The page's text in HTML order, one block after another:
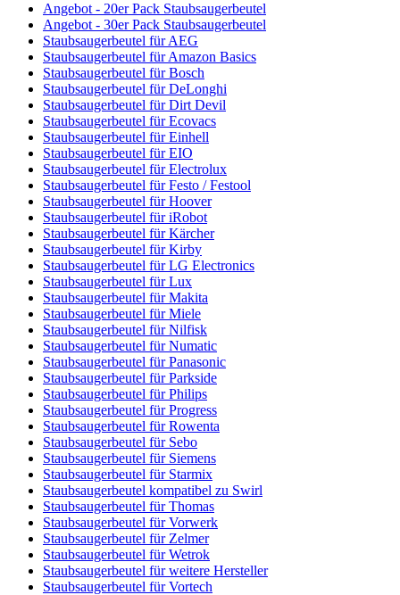
Angebot - 20er Pack Staubsaugerbeutel
Angebot - 30er Pack Staubsaugerbeutel
Staubsaugerbeutel für AEG
Staubsaugerbeutel für Amazon Basics
Staubsaugerbeutel für Bosch
Staubsaugerbeutel für DeLonghi
Staubsaugerbeutel für Dirt Devil
Staubsaugerbeutel für Ecovacs
Staubsaugerbeutel für Einhell
Staubsaugerbeutel für EIO
Staubsaugerbeutel für Electrolux
Staubsaugerbeutel für Festo / Festool
Staubsaugerbeutel für Hoover
Staubsaugerbeutel für iRobot
Staubsaugerbeutel für Kärcher
Staubsaugerbeutel für Kirby
Staubsaugerbeutel für LG Electronics
Staubsaugerbeutel für Lux
Staubsaugerbeutel für Makita
Staubsaugerbeutel für Miele
Staubsaugerbeutel für Nilfisk
Staubsaugerbeutel für Numatic
Staubsaugerbeutel für Panasonic
Staubsaugerbeutel für Parkside
Staubsaugerbeutel für Philips
Staubsaugerbeutel für Progress
Staubsaugerbeutel für Rowenta
Staubsaugerbeutel für Sebo
Staubsaugerbeutel für Siemens
Staubsaugerbeutel für Starmix
Staubsaugerbeutel kompatibel zu Swirl
Staubsaugerbeutel für Thomas
Staubsaugerbeutel für Vorwerk
Staubsaugerbeutel für Zelmer
Staubsaugerbeutel für Wetrok
Staubsaugerbeutel für weitere Hersteller
Staubsaugerbeutel für Vortech